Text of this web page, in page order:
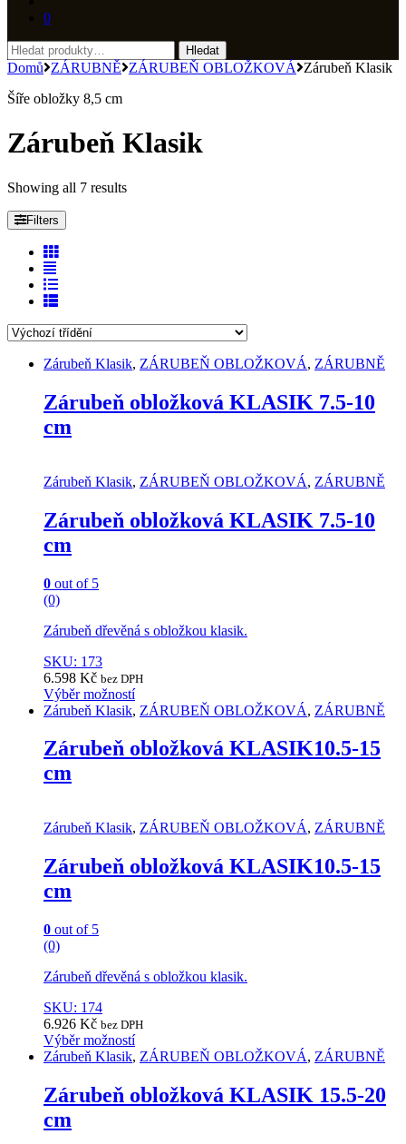
0
Hledat:
Hledat
Domů ZÁRUBNĚ ZÁRUBEŇ OBLOŽKOVÁ
Zárubeň Klasik
Šíře obložky 8,5 cm
Zárubeň Klasik
Showing all 7 results
Filters
Zárubeň Klasik, ZÁRUBEŇ OBLOŽKOVÁ, ZÁRUBNĚ
Zárubeň obložková KLASIK 7.5-10
cm
Zárubeň Klasik, ZÁRUBEŇ OBLOŽKOVÁ, ZÁRUBNĚ
Zárubeň obložková KLASIK 7.5-10
cm
0 out of 5
(0)
Zárubeň dřevěná s obložkou klasik.
SKU: 173
6.598 Kč bez DPH
Výběr možností
This
has
multiple
variants.
may
chosen
on
the
product
page
Zárubeň Klasik, ZÁRUBEŇ OBLOŽKOVÁ, ZÁRUBNĚ
Zárubeň obložková KLASIK10.5-15
cm
Zárubeň Klasik, ZÁRUBEŇ OBLOŽKOVÁ, ZÁRUBNĚ
Zárubeň obložková KLASIK10.5-15
cm
0 out of 5
(0)
Zárubeň dřevěná s obložkou klasik.
SKU: 174
6.926 Kč bez DPH
Výběr možností
This
has
multiple
variants.
Zárubeň Klasik, ZÁRUBEŇ OBLOŽKOVÁ, ZÁRUBNĚ
Zárubeň obložková KLASIK 15.5-20
cm